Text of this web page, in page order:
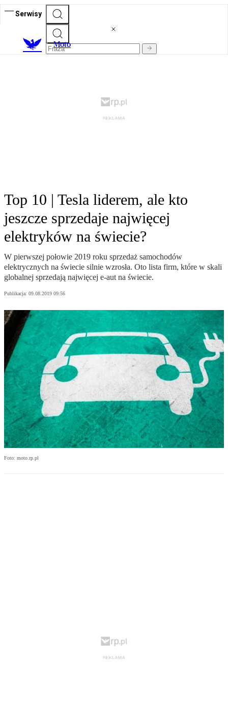
Serwisy
Moto
Top 10 | Tesla liderem, ale kto
jeszcze sprzedaje najwięcej
elektryków na świecie?
W pierwszej połowie 2019 roku sprzedaż samochodów
elektrycznych na świecie silnie wzrosła. Oto lista firm, które w skali
globalnej sprzedają najwięcej e-aut na świecie.
Publikacja: 09.08.2019 09:56
Foto: moto.rp.pl